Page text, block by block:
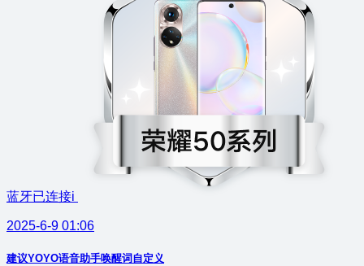
蓝牙已连接i
2025-6-9 01:06
建议YOYO语音助手唤醒词自定义